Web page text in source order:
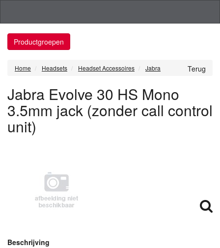
Productgroepen
Terug
Home Headsets Headset Accessoires Jabra
Jabra Evolve 30 HS Mono
3.5mm jack (zonder call control
unit)
Beschrijving